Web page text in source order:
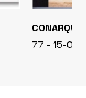
77 - 15-01-